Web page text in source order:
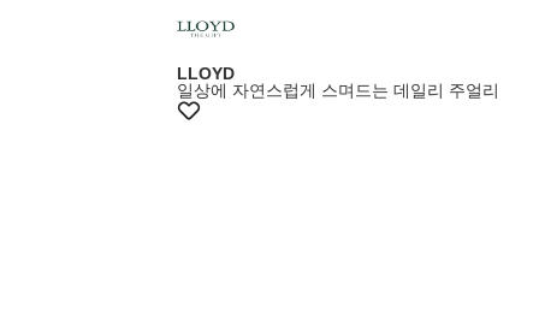
LLOYD
일상에 자연스럽게 스며드는 데일리 주얼리